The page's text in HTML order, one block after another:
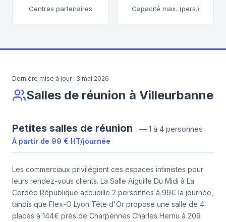
Centres partenaires Capacité max. (pers.)
Dernière mise à jour : 3 mai 2026
Salles de réunion à Villeurbanne
Petites salles de réunion — 1 à 4 personnes
À partir de 99 € HT/journée
Les commerciaux privilégient ces espaces intimistes pour
leurs rendez-vous clients. La Salle Aiguille Du Midi à La
Cordée République accueille 2 personnes à 99€ la journée,
tandis que Flex-O Lyon Tête d'Or propose une salle de 4
places à 144€ près de Charpennes Charles Hernu à 209